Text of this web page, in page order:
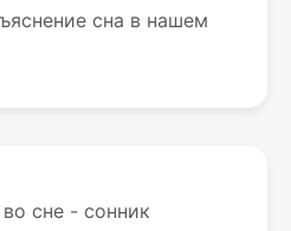
сна в нашем
сне - сонник